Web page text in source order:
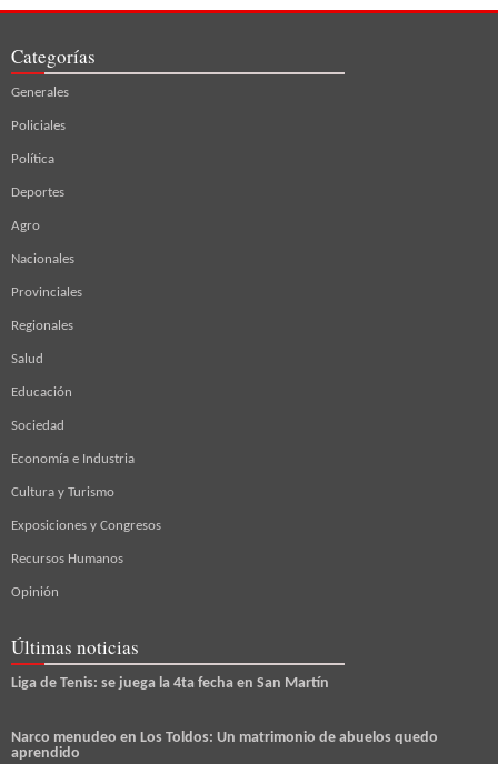
Categorías
Generales
Policiales
Política
Deportes
Agro
Nacionales
Provinciales
Regionales
Salud
Educación
Sociedad
Economía e Industria
Cultura y Turismo
Exposiciones y Congresos
Recursos Humanos
Opinión
Últimas noticias
Liga de Tenis: se juega la 4ta fecha en San Martín
Narco menudeo en Los Toldos: Un matrimonio de abuelos quedo
aprendido